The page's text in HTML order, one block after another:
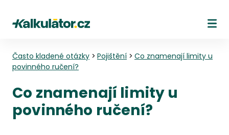
Kalkulátor.cz
Často kladené otázky > Pojištění > Co znamenají limity u
povinného ručení?
Co znamenají limity u
povinného ručení?